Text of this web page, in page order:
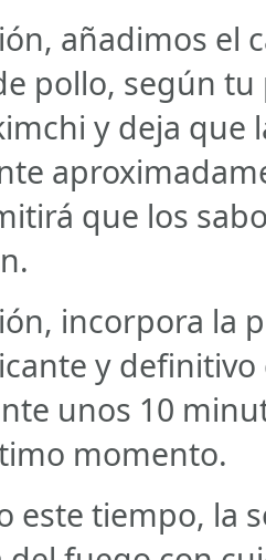
añadimos el
pollo, según
y deja que
que los
incorpora la
y
unos 10
momento.
este tiempo, la